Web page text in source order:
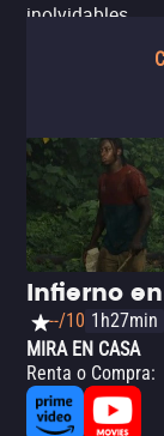
inolvidables.
Infierno
--/10 1h27min
MIRA EN CASA
Renta o Compra: